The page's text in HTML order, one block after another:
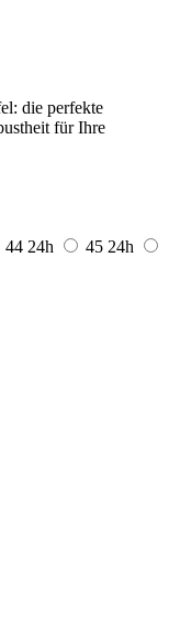
die perfekte
für Ihre
44 24h 45 24h